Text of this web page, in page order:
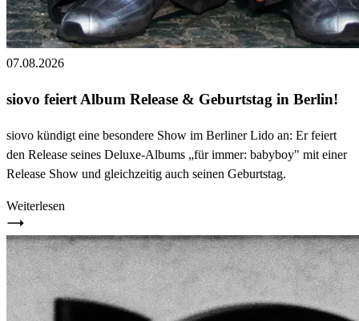
07.08.2026
siovo feiert Album Release & Geburtstag in Berlin!
siovo kündigt eine besondere Show im Berliner Lido an: Er feiert
den Release seines Deluxe-Albums „für immer: babyboy" mit einer
Release Show und gleichzeitig auch seinen Geburtstag.
Weiterlesen